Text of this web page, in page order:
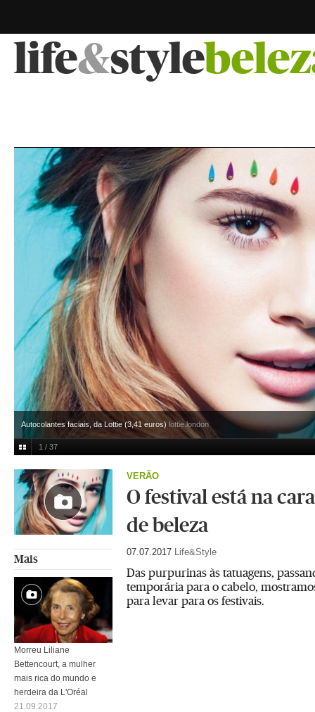
life&style
Autocolantes faciais, da Lottie (3,41 euros) lottie.london
1 / 37
VERÃO
O festival está na
de beleza
07.07.2017 Life&Style
Das purpurinas às tatuagens,
temporária para o cabelo,
para levar para os festivais.
Mais
Morreu Liliane
Bettencourt, a mulher
mais rica do mundo e
herdeira da L'Oréal
21.09.2017